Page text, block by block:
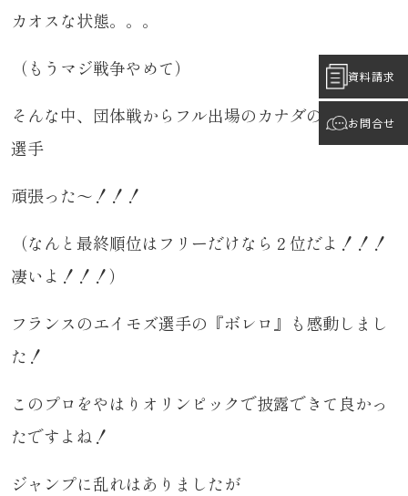
カオスな状態。。。
（もうマジ戦争やめて）
そんな中、団体戦からフル出場のカナダのゴゴレフ
選手
頑張った～！！！
（なんと最終順位はフリーだけなら２位だよ！！！
凄いよ！！！）
フランスのエイモズ選手の『ボレロ』も感動しまし
た！
このプロをやはりオリンピックで披露できて良かっ
たですよね！
ジャンプに乱れはありましたが
資料請求
お問合せ